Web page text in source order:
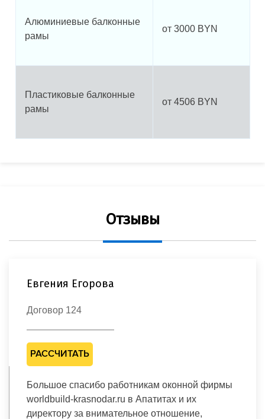
Алюминиевые балконные
рамы
от 3000 BYN
Пластиковые балконные
рамы
от 4506 BYN
Отзывы
Евгения Егорова
Договор 124
РАССЧИТАТЬ
Большое спасибо работникам оконной фирмы
worldbuild-krasnodar.ru в Апатитах и их
директору за внимательное отношение,